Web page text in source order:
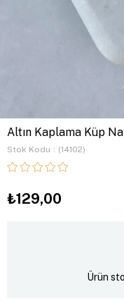
Altın Kaplama Küp
Stok Kodu (14102)
₺129,00
Ürün